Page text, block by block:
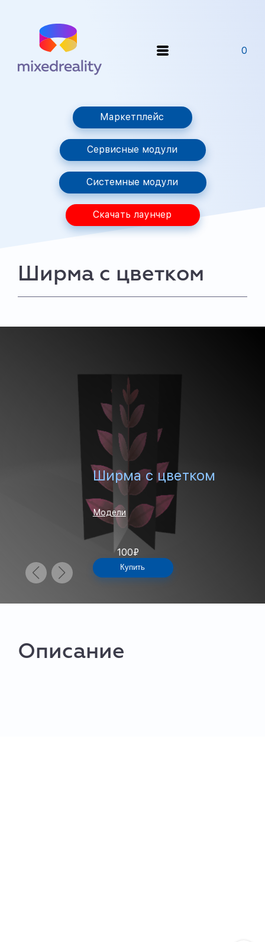
0
Маркетплейс
Сервисные модули
Системные модули
Скачать лаунчер
Ширма с цветком
Ширма с цветком
Модели
100₽
Купить
Описание